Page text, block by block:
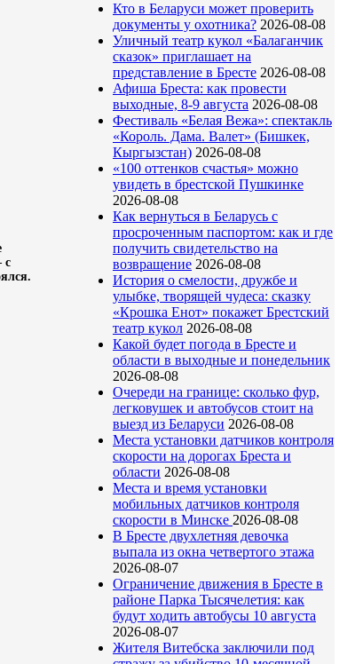
с
Кто в Беларуси может проверить
документы у охотника? 2026-08-08
Уличный театр кукол «Балаганчик
сказок» приглашает на
представление в Бресте 2026-08-08
Афиша Бреста: как провести
выходные, 8-9 августа 2026-08-08
Фестиваль «Белая Вежа»: спектакль
«Король. Дама. Валет» (Бишкек,
Кыргызстан) 2026-08-08
«100 оттенков счастья» можно
увидеть в брестской Пушкинке
2026-08-08
Как вернуться в Беларусь с
просроченным паспортом: как и где
получить свидетельство на
возвращение 2026-08-08
История о смелости, дружбе и
улыбке, творящей чудеса: сказку
«Крошка Енот» покажет Брестский
театр кукол 2026-08-08
Какой будет погода в Бресте и
области в выходные и понедельник
2026-08-08
Очереди на границе: сколько фур,
легковушек и автобусов стоит на
выезд из Беларуси 2026-08-08
Места установки датчиков контроля
скорости на дорогах Бреста и
области 2026-08-08
Места и время установки
мобильных датчиков контроля
скорости в Минске 2026-08-08
В Бресте двухлетняя девочка
выпала из окна четвертого этажа
2026-08-07
Ограничение движения в Бресте в
районе Парка Тысячелетия: как
будут ходить автобусы 10 августа
2026-08-07
Жителя Витебска заключили под